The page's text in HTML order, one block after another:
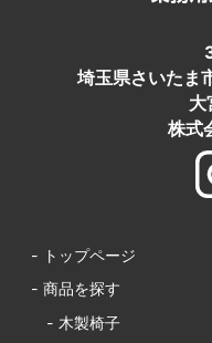
埼玉県さいたま
大
株式
- トップページ
- 商品を探す
- 木製椅子